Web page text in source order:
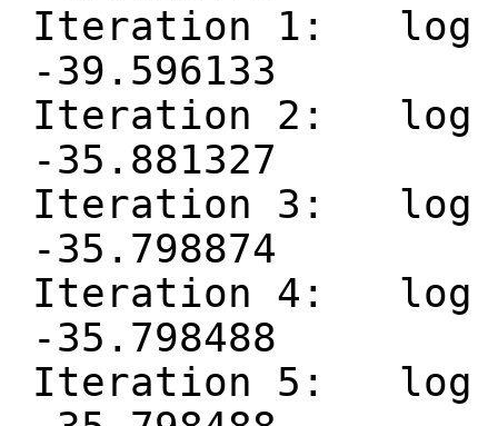
Iteration 1: log
-39.596133
Iteration 2: log
-35.881327
Iteration 3: log
-35.798874
Iteration 4: log
-35.798488
Iteration 5: log